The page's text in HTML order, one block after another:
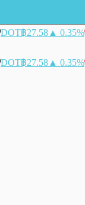
DOT฿27.58 ▲ 0.35%
DOT฿27.58 ▲ 0.35%